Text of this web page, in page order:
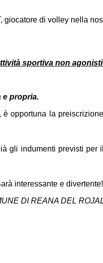
di volley nella
sportiva non
e propria.
opportuna la
gli indumenti previsti
interessante e
DI REANA DEL